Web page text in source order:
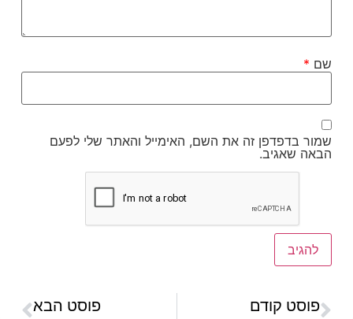
שם *
שמור בדפדפן זה את השם, האימייל והאתר שלי לפעם
הבאה שאגיב.
פוסט קודם פוסט הבא